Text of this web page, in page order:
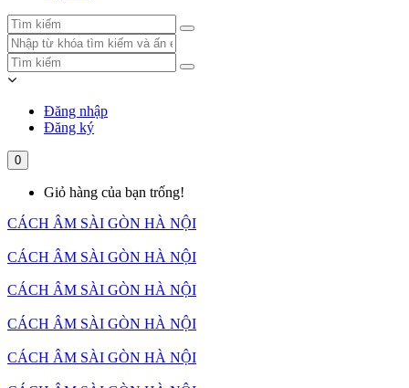
Đăng nhập
Đăng ký
0
Giỏ hàng của bạn trống!
CÁCH ÂM SÀI GÒN HÀ NỘI
CÁCH ÂM SÀI GÒN HÀ NỘI
CÁCH ÂM SÀI GÒN HÀ NỘI
CÁCH ÂM SÀI GÒN HÀ NỘI
CÁCH ÂM SÀI GÒN HÀ NỘI